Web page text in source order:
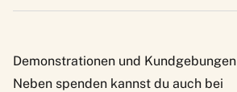
Demonstrationen und Kundgebungen
Neben spenden kannst du auch bei